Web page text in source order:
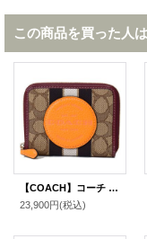
この商品を買った人
【COACH】コーチ ジャガード ペブルレザー シグネチャー デンプシー ストライプ ロゴ パッチ スモール ジップ アラウンド ウォレット 二つ折り 財布 カーキ×サンビームマルチ〔日本未発売〕
23,900円(税込)